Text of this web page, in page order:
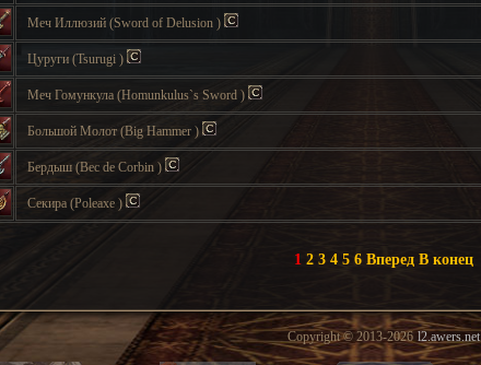
Меч Иллюзий (Sword of Delusion )
Цуруги (Tsurugi )
Меч Гомункула (Homunkulus`s Sword )
Большой Молот (Big Hammer )
Бердыш (Bec de Corbin )
Секира (Poleaxe )
1 2 3 4 5 6 Вперед В конец
Copyright © 2013-2026 l2.awers.net